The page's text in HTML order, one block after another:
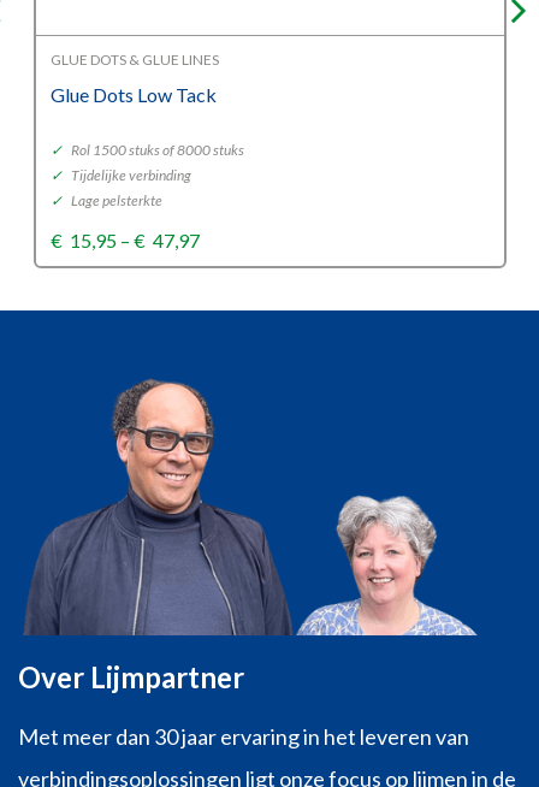
GLUE DOTS & GLUE LINES
Glue Dots Low Tack
✓ Rol 1500 stuks of 8000 stuks
✓ Tijdelijke verbinding
✓ Lage pelsterkte
€ 15,95 – € 47,97Price
range:
through
Over Lijmpartner
Met meer dan 30 jaar ervaring in het leveren van
verbindingsoplossingen ligt onze focus op lijmen in de